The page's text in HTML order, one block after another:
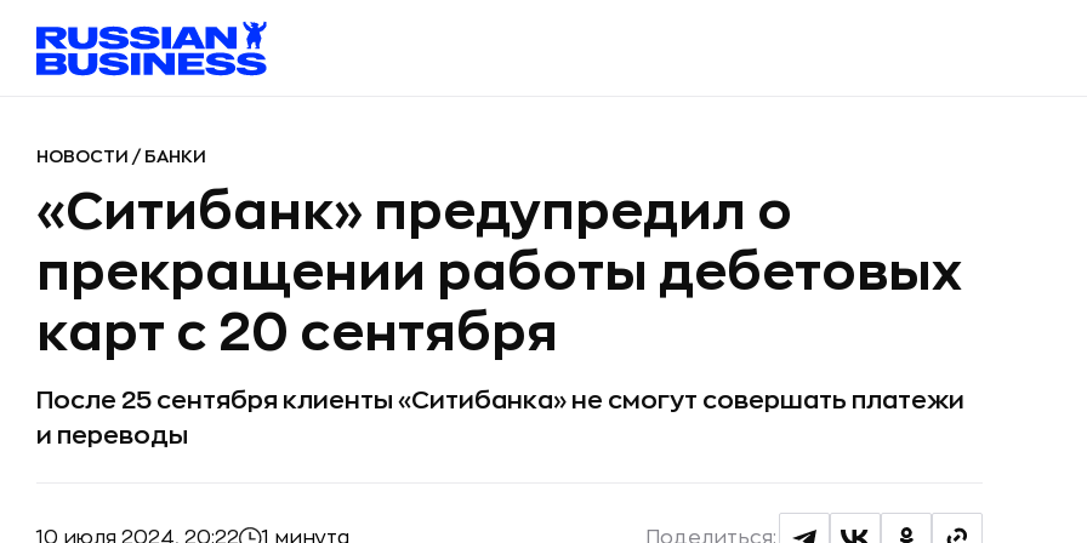
НОВОСТИ / БАНКИ
«Ситибанк» предупредил о
прекращении работы дебетовых
карт с 20 сентября
После 25 сентября клиенты «Ситибанка» не смогут совершать платежи
и переводы
10 июля 2024, 20:22 1 минута Поделиться: